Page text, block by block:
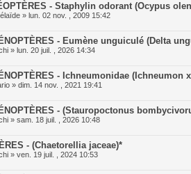
- Staphylin odorant (Ocypus
» lun. 02 nov. , 2009 15:42
- Eumène unguiculé (Delta
» lun. 20 juil. , 2026 14:34
- Ichneumonidae (Ichneumon
» dim. 14 nov. , 2021 19:41
- (Stauropoctonus
» sam. 18 juil. , 2026 10:48
- (Chaetorellia jaceae)*
» ven. 19 juil. , 2024 10:53